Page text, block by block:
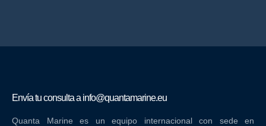
Envía tu consulta a info@quantamarine.eu
Quanta Marine es un equipo internacional con sede en